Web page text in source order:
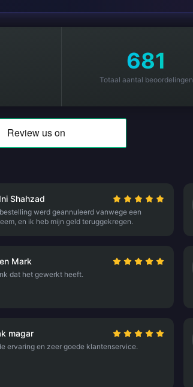
681
Totaal aantal beoordelingen
Shahzad
werd geannuleerd vanwege een
en ik heb mijn geld teruggekregen.
Mark
dat het gewerkt heeft.
magar
ervaring en zeer goede klantenservice.